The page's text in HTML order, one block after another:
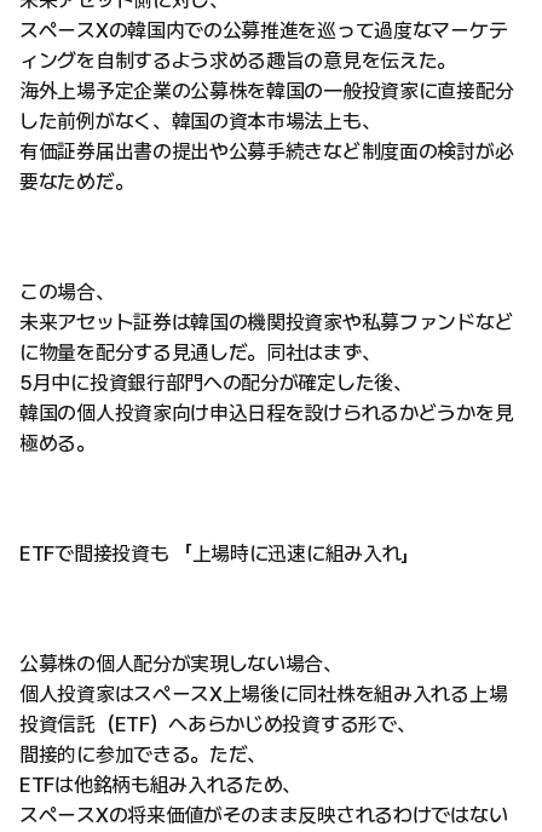
スペースXの韓国内での公募推進を巡って過度なマーケテ
ィングを自制するよう求める趣旨の意見を伝えた。
海外上場予定企業の公募株を韓国の一般投資家に直接配分
した前例がなく、韓国の資本市場法上も、
有価証券届出書の提出や公募手続きなど制度面の検討が必
要なためだ。
この場合、
未来アセット証券は韓国の機関投資家や私募ファンドなど
に物量を配分する見通しだ。同社はまず、
5月中に投資銀行部門への配分が確定した後、
韓国の個人投資家向け申込日程を設けられるかどうかを見
極める。
ETFで間接投資も 「上場時に迅速に組み入れ」
公募株の個人配分が実現しない場合、
個人投資家はスペースX上場後に同社株を組み入れる上場
投資信託（ETF）へあらかじめ投資する形で、
間接的に参加できる。ただ、
ETFは他銘柄も組み入れるため、
スペースXの将来価値がそのまま反映されるわけではない